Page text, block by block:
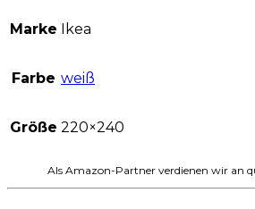
Marke Ikea
Farbe weiß
Größe 220×240
Als Amazon-Partner verdienen wir an